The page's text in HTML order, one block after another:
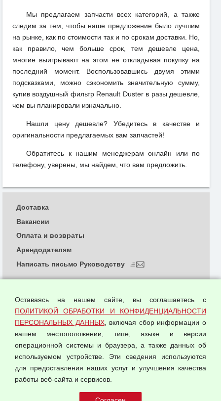
Мы предлагаем запчасти всех категорий, а также
следим за тем, чтобы наше предложение было лучшим
на рынке, как по стоимости так и по срокам доставки. Но,
как правило, чем больше срок, тем дешевле цена,
многие выигрывают на этом не откладывая покупку на
последний момент. Воспользовавшись двумя этими
подсказками, можно сэкономить значительную сумму,
купив воздушный фильтр Renault Duster в разы дешевле,
чем вы планировали изначально.
Нашли цену дешевле? Убедитесь в качестве и
оригинальности предлагаемых вам запчастей!
Обратитесь к нашим менеджерам онлайн или по
телефону, уверены, мы найдем, что вам предложить.
© 2026 ООО "Феникс"
Политика обработки и конфиденциальности
персональных данных
Согласием на обработку персональных данных
Оферта оптовой купли-продажи
Публичная оферта
Доставка
Вакансии
Оплата и возвраты
Арендодателям
Написать письмо Руководству
Оставаясь на нашем сайте, вы соглашаетесь с
ПОЛИТИКОЙ ОБРАБОТКИ И КОНФИДЕНЦИАЛЬНОСТИ
ПЕРСОНАЛЬНЫХ ДАННЫХ, включая сбор информации о
вашем местоположении, типе, языке и версии
операционной системы и браузера, а также данных об
используемом устройстве. Эти сведения используются
для предоставления наших услуг и улучшения качества
работы веб-сайта и сервисов.